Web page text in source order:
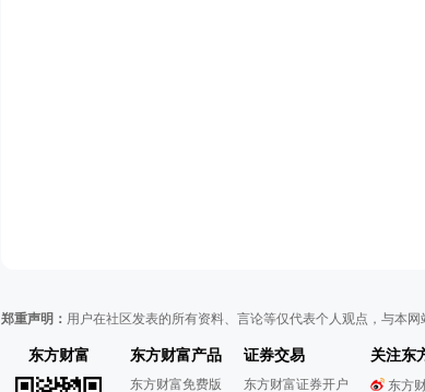
郑重声明： 用户在社区发表的所有资料、言论等仅代表个人观点，与本
东方财富 东方财富产品
东方财富免费版
证券交易
东方财富证券开户
关注东
东方